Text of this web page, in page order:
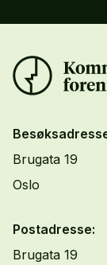
Brugata 19
Oslo
Postadresse:
Brugata 19